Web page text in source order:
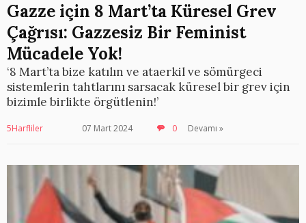
Gazze için 8 Mart’ta Küresel Grev
Çağrısı: Gazzesiz Bir Feminist
Mücadele Yok!
‘8 Mart’ta bize katılın ve ataerkil ve sömürgeci
sistemlerin tahtlarını sarsacak küresel bir grev için
bizimle birlikte örgütlenin!’
5Harfliler 07 Mart 2024 0 Devamı »